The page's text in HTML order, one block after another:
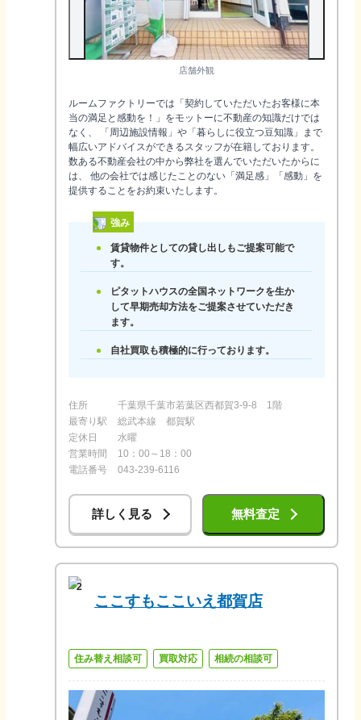
店舗外観
ルームファクトリーでは「契約していただいたお客様に本
当の満足と感動を！」をモットーに不動産の知識だけでは
なく、 「周辺施設情報」や「暮らしに役立つ豆知識」まで
幅広いアドバイスができるスタッフが在籍しております。
数ある不動産会社の中から弊社を選んでいただいたからに
は、 他の会社では感じたことのない「満足感」「感動」を
提供することをお約束いたします。
強み
賃貸物件としての貸し出しもご提案可能で
す。
ピタットハウスの全国ネットワークを生か
して早期売却方法をご提案させていただき
ます。
自社買取も積極的に行っております。
住所
千葉県千葉市若葉区西都賀3-9-8 1階
最寄り駅
総武本線 都賀駅
定休日
水曜
営業時間
10：00～18：00
電話番号
043-239-6116
詳しく見る 無料査定
2
ここすもここいえ都賀店
住み替え相談可 買取対応 相続の相談可